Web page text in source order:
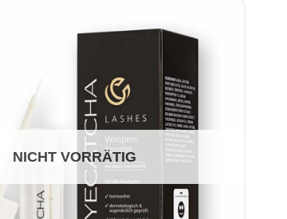
NICHT VORRÄTIG